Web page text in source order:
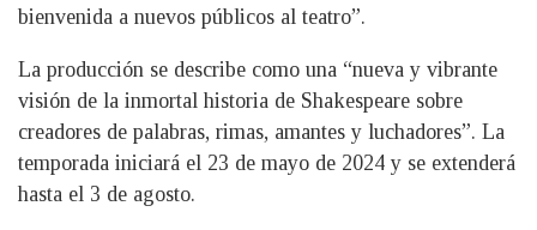
bienvenida a nuevos públicos al teatro”.
La producción se describe como una “nueva y vibrante
visión de la inmortal historia de Shakespeare sobre
creadores de palabras, rimas, amantes y luchadores”. La
temporada iniciará el 23 de mayo de 2024 y se extenderá
hasta el 3 de agosto.